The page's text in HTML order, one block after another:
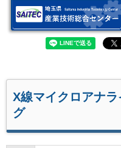
埼玉県 産業技術総合セン
X線マイクロアナ
グ